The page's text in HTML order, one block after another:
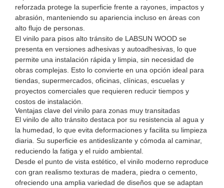
reforzada protege la superficie frente a rayones, impactos y
abrasión, manteniendo su apariencia incluso en áreas con
alto flujo de personas.
El vinilo para pisos alto tránsito de LABSUN WOOD se
presenta en versiones adhesivas y autoadhesivas, lo que
permite una instalación rápida y limpia, sin necesidad de
obras complejas. Esto lo convierte en una opción ideal para
tiendas, supermercados, oficinas, clínicas, escuelas y
proyectos comerciales que requieren reducir tiempos y
costos de instalación.
Ventajas clave del vinilo para zonas muy transitadas
El vinilo de alto tránsito destaca por su resistencia al agua y
la humedad, lo que evita deformaciones y facilita su limpieza
diaria. Su superficie es antideslizante y cómoda al caminar,
reduciendo la fatiga y el ruido ambiental.
Desde el punto de vista estético, el vinilo moderno reproduce
con gran realismo texturas de madera, piedra o cemento,
ofreciendo una amplia variedad de diseños que se adaptan